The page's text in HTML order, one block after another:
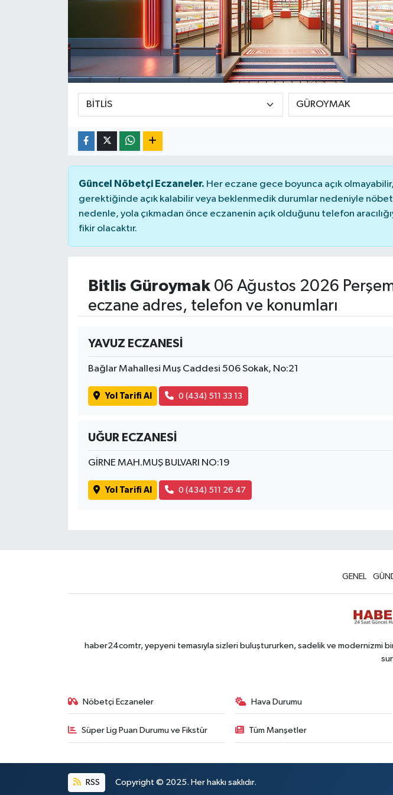
Güncel Nöbetçi Eczaneler. Her eczane gece boyunca açık
gerektiğinde açık kalabilir veya beklenmedik durumlar nedeniyle
nedenle, yola çıkmadan önce eczanenin açık olduğunu telefon
fikir olacaktır.
Bitlis Güroymak06 Ağustos 2026
eczane adres, telefon ve konumları
YAVUZ ECZANESİ
Bağlar Mahallesi Muş Caddesi 506 Sokak, No:21
Yol Tarifi Al 0 (434) 511 33 13
UĞUR ECZANESİ
GİRNE MAH.MUŞ BULVARI NO:19
Yol Tarifi Al 0 (434) 511 26 47
GENEL
haber24comtr, yepyeni temasıyla sizleri buluştururken, sadelik ve modernizmi
Nöbetçi Eczaneler Hava Durumu
Süper Lig Puan Durumu ve Fikstür Tüm Manşetler
RSS Copyright © 2025. Her hakkı saklıdır.